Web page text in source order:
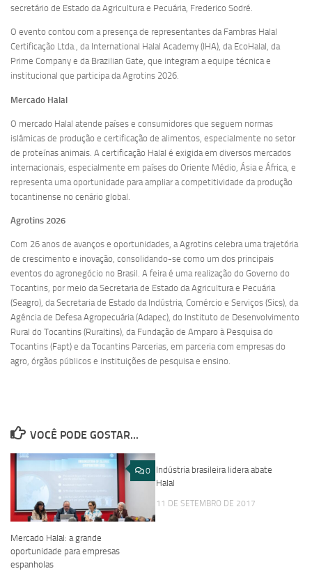
secretário de Estado da Agricultura e Pecuária, Frederico Sodré.
O evento contou com a presença de representantes da Fambras Halal
Certificação Ltda., da International Halal Academy (IHA), da EcoHalal, da
Prime Company e da Brazilian Gate, que integram a equipe técnica e
institucional que participa da Agrotins 2026.
Mercado Halal
O mercado Halal atende países e consumidores que seguem normas
islâmicas de produção e certificação de alimentos, especialmente no setor
de proteínas animais. A certificação Halal é exigida em diversos mercados
internacionais, especialmente em países do Oriente Médio, Ásia e África, e
representa uma oportunidade para ampliar a competitividade da produção
tocantinense no cenário global.
Agrotins 2026
Com 26 anos de avanços e oportunidades, a Agrotins celebra uma trajetória
de crescimento e inovação, consolidando-se como um dos principais
eventos do agronegócio no Brasil. A feira é uma realização do Governo do
Tocantins, por meio da Secretaria de Estado da Agricultura e Pecuária
(Seagro), da Secretaria de Estado da Indústria, Comércio e Serviços (Sics), da
Agência de Defesa Agropecuária (Adapec), do Instituto de Desenvolvimento
Rural do Tocantins (Ruraltins), da Fundação de Amparo à Pesquisa do
Tocantins (Fapt) e da Tocantins Parcerias, em parceria com empresas do
agro, órgãos públicos e instituições de pesquisa e ensino.
VOCÊ PODE GOSTAR...
0
Mercado Halal: a grande
oportunidade para empresas
espanholas
Indústria brasileira lidera abate
Halal
11 DE SETEMBRO DE 2017